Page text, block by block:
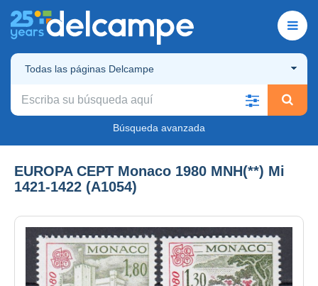
Todas las páginas Delcampe
Búsqueda avanzada
EUROPA CEPT Monaco 1980 MNH(**) Mi
1421-1422 (A1054)